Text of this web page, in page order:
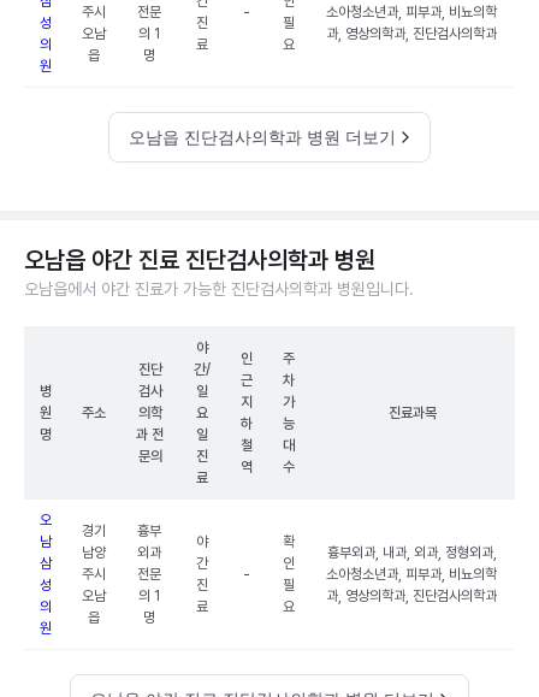
성
의
원
주시
오남
읍
전문
의 1
명
진
료
-
필
요
소아청소년과, 피부과, 비뇨의학
과, 영상의학과, 진단검사의학과
오남읍 진단검사의학과 병원 더보기
오남읍 야간 진료 진단검사의학과 병원
오남읍에서 야간 진료가 가능한 진단검사의학과 병원입니다.
병
원
명
주소
진단
검사
의학
과 전
문의
야
간/
일
요
일
진
료
인
근
지
하
철
역
주
차
가
능
대
수
진료과목
오
남
삼
성
의
원
경기
남양
주시
오남
읍
흉부
외과
전문
의 1
명
야
간
진
료
-
확
인
필
요
흉부외과, 내과, 외과, 정형외과,
소아청소년과, 피부과, 비뇨의학
과, 영상의학과, 진단검사의학과